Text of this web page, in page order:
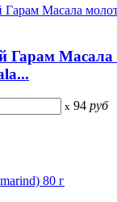
Гарам
x 94 руб